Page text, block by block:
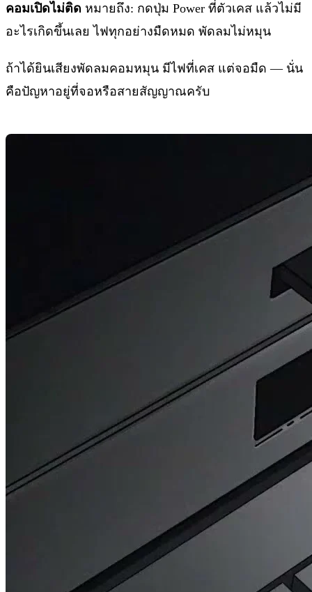
คอมเปิดไม่ติด หมายถึง: กดปุ่ม Power ที่ตัวเคส แล้วไม่มี
อะไรเกิดขึ้นเลย ไฟทุกอย่างมืดหมด พัดลมไม่หมุน
ถ้าได้ยินเสียงพัดลมคอมหมุน มีไฟที่เคส แต่จอมืด — นั่น
คือปัญหาอยู่ที่จอหรือสายสัญญาณครับ